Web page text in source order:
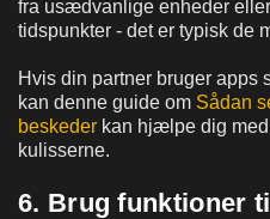
fra usædvanlige enheder
tidspunkter - det er typisk de
Hvis din partner bruger apps
kan denne guide om Sådan
beskeder kan hjælpe dig
kulisserne.
6. Brug funktioner